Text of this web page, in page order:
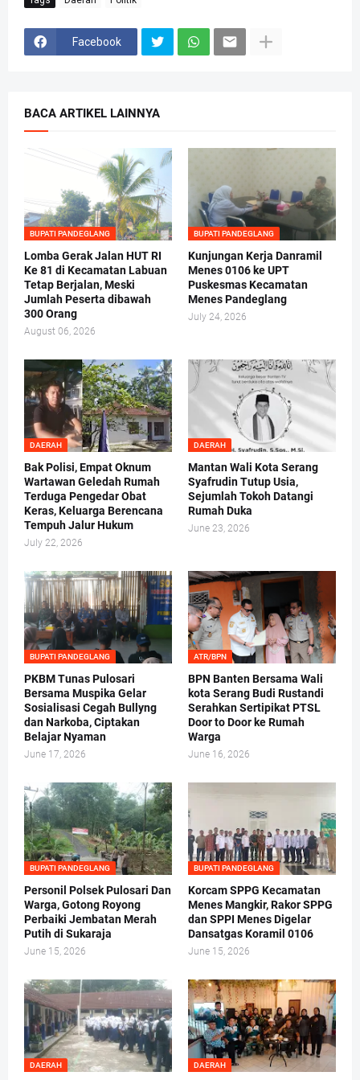
Facebook
BACA ARTIKEL LAINNYA
BUPATI PANDEGLANG
Lomba Gerak Jalan HUT RI
Ke 81 di Kecamatan Labuan
Tetap Berjalan, Meski
Jumlah Peserta dibawah
300 Orang
August 06, 2026
BUPATI PANDEGLANG
Kunjungan Kerja Danramil
Menes 0106 ke UPT
Puskesmas Kecamatan
Menes Pandeglang
July 24, 2026
DAERAH
Bak Polisi, Empat Oknum
Wartawan Geledah Rumah
Terduga Pengedar Obat
Keras, Keluarga Berencana
Tempuh Jalur Hukum
July 22, 2026
DAERAH
Mantan Wali Kota Serang
Syafrudin Tutup Usia,
Sejumlah Tokoh Datangi
Rumah Duka
June 23, 2026
BUPATI PANDEGLANG
PKBM Tunas Pulosari
Bersama Muspika Gelar
Sosialisasi Cegah Bullyng
dan Narkoba, Ciptakan
Belajar Nyaman
June 17, 2026
ATR/BPN
BPN Banten Bersama Wali
kota Serang Budi Rustandi
Serahkan Sertipikat PTSL
Door to Door ke Rumah
Warga
June 16, 2026
BUPATI PANDEGLANG
Personil Polsek Pulosari Dan
Warga, Gotong Royong
Perbaiki Jembatan Merah
Putih di Sukaraja
June 15, 2026
BUPATI PANDEGLANG
Korcam SPPG Kecamatan
Menes Mangkir, Rakor SPPG
dan SPPI Menes Digelar
Dansatgas Koramil 0106
June 15, 2026
DAERAH DAERAH